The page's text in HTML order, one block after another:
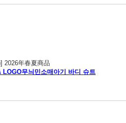
2026年春夏商品
LOGO무늬민소매아기 바디 슈트